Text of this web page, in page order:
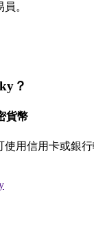
。
？
貨幣
用信用卡或銀